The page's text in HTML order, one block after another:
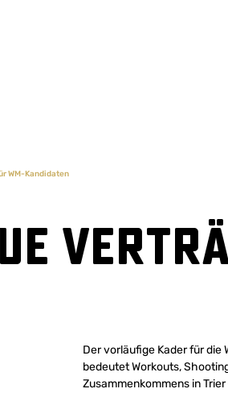
WM-Kandidaten
Der vorläufige Kader für die
bedeutet Workouts,
Zusammenkommens in